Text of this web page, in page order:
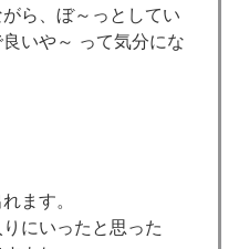
ら、ぼ～っとしてい
いや～ って気分にな
ます。
にいったと思った